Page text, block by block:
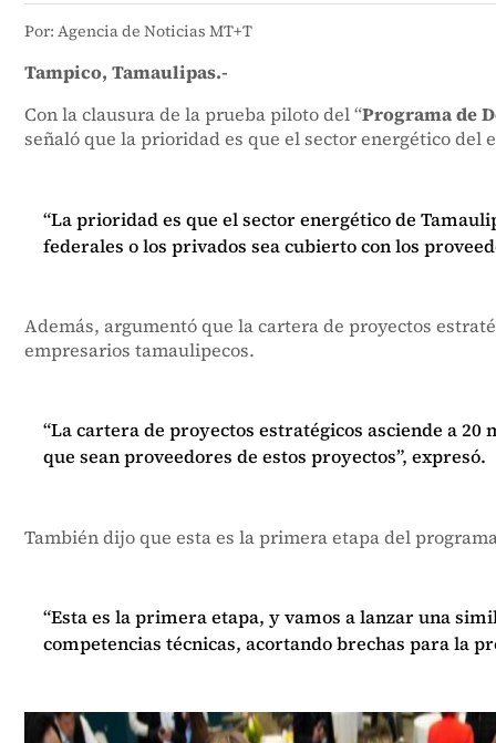
Por: Agencia de Noticias MT+T
Tampico, Tamaulipas.-
Con la clausura de la prueba piloto del “Programa de
señaló que la prioridad es que el sector energético del
“La prioridad es que el sector energético de
federales o los privados sea cubierto con los
Además, argumentó que la cartera de proyectos
empresarios tamaulipecos.
“La cartera de proyectos estratégicos asciende a
que sean proveedores de estos proyectos”, expresó.
También dijo que esta es la primera etapa del
“Esta es la primera etapa, y vamos a lanzar una
competencias técnicas, acortando brechas para la